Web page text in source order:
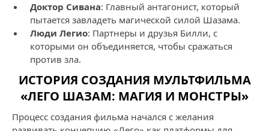
Доктор Сивана: Главный антагонист, который
пытается завладеть магической силой Шазама.
Люди Легио: Партнеры и друзья Билли, с
которыми он объединяется, чтобы сражаться
против зла.
ИСТОРИЯ СОЗДАНИЯ МУЛЬТФИЛЬМА
«ЛЕГО ШАЗАМ: МАГИЯ И МОНСТРЫ»
Процесс создания фильма начался с желания